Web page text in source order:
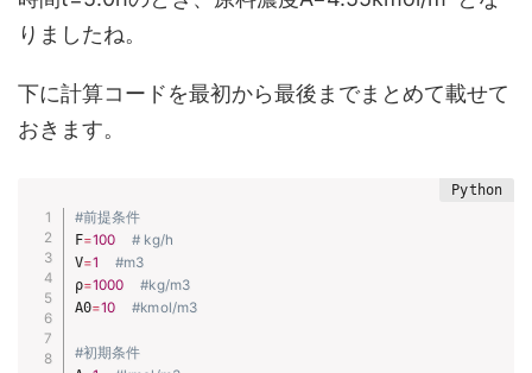
りましたね。
下に計算コードを最初から最後までまとめて載せて
おきます。
#前提条件
F=100
# kg/h
V=1
#m3
ρ=1000
#kg/m3
A0=10 #kmol/m3
#初期条件